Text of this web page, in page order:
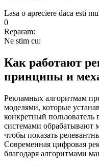
Lasa o apreciere daca esti
0
Reparam:
Ne stim cu:
Как работают
принципы и
Рекламных алгоритмам
моделями, которые
конкретный
системами обрабатывают
чтобы показать
Современная цифровая
благодаря алгоритмами